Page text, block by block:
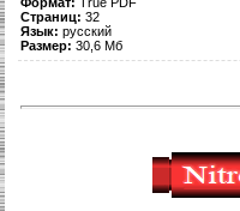
Cтраниц: 32
Язык: русский
Размер: 30,6 Мб